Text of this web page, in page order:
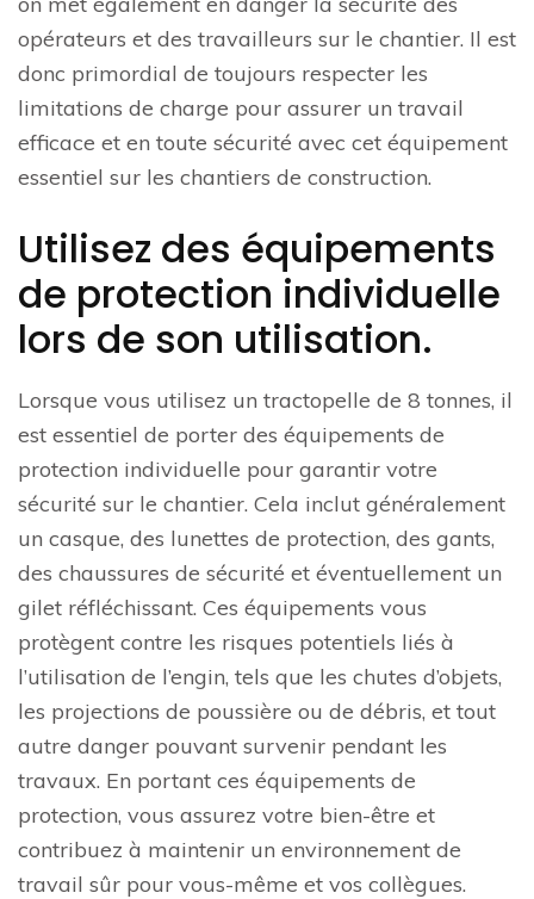
opérateurs et des travailleurs sur le chantier. Il est
donc primordial de toujours respecter les
limitations de charge pour assurer un travail
efficace et en toute sécurité avec cet équipement
essentiel sur les chantiers de construction.
Utilisez des équipements
de protection individuelle
lors de son utilisation.
Lorsque vous utilisez un tractopelle de 8 tonnes, il
est essentiel de porter des équipements de
protection individuelle pour garantir votre
sécurité sur le chantier. Cela inclut généralement
un casque, des lunettes de protection, des gants,
des chaussures de sécurité et éventuellement un
gilet réfléchissant. Ces équipements vous
protègent contre les risques potentiels liés à
l’utilisation de l’engin, tels que les chutes d’objets,
les projections de poussière ou de débris, et tout
autre danger pouvant survenir pendant les
travaux. En portant ces équipements de
protection, vous assurez votre bien-être et
contribuez à maintenir un environnement de
travail sûr pour vous-même et vos collègues.